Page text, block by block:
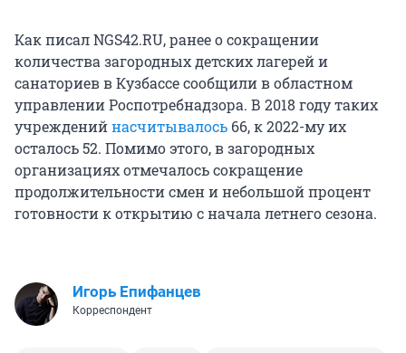
Как писал NGS42.RU, ранее о сокращении
количества загородных детских лагерей и
санаториев в Кузбассе сообщили в областном
управлении Роспотребнадзора. В 2018 году таких
учрежденийнасчитывалось 66, к 2022-му их
осталось 52. Помимо этого, в загородных
организациях отмечалось сокращение
продолжительности смен и небольшой процент
готовности к открытию с начала летнего сезона.
Игорь Епифанцев
Корреспондент